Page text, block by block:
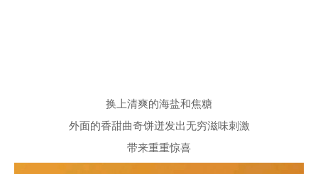
换上清爽的海盐和焦糖
外面的香甜曲奇饼迸发出无穷滋味刺激
带来重重惊喜